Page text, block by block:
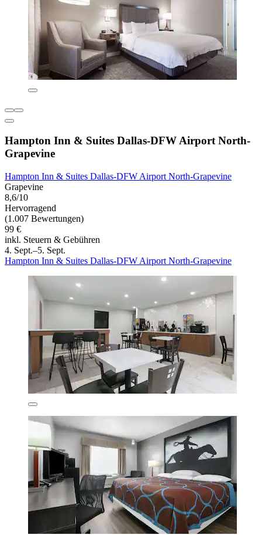
Hampton Inn & Suites Dallas-DFW Airport North-
Grapevine
Hampton Inn & Suites Dallas-DFW Airport North-Grapevine
Grapevine
8,6/10
Hervorragend
(1.007 Bewertungen)
99 €
inkl. Steuern & Gebühren
4. Sept.–5. Sept.
Hampton Inn & Suites Dallas-DFW Airport North-Grapevine